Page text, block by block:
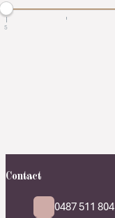
5
Contact
0487 511 804